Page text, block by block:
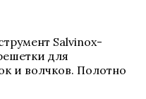
Salvinox-
для
и волчков. Полотно